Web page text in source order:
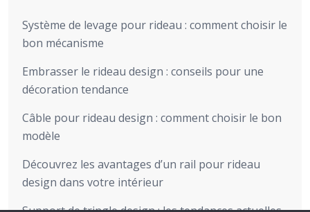
Système de levage pour rideau : comment choisir le
bon mécanisme
Embrasser le rideau design : conseils pour une
décoration tendance
Câble pour rideau design : comment choisir le bon
modèle
Découvrez les avantages d’un rail pour rideau
design dans votre intérieur